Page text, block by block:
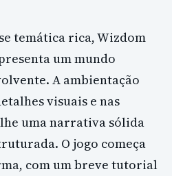
temática rica, Wizdom
um mundo
A ambientação
visuais e nas
uma narrativa sólida
O jogo começa
com um breve tutorial